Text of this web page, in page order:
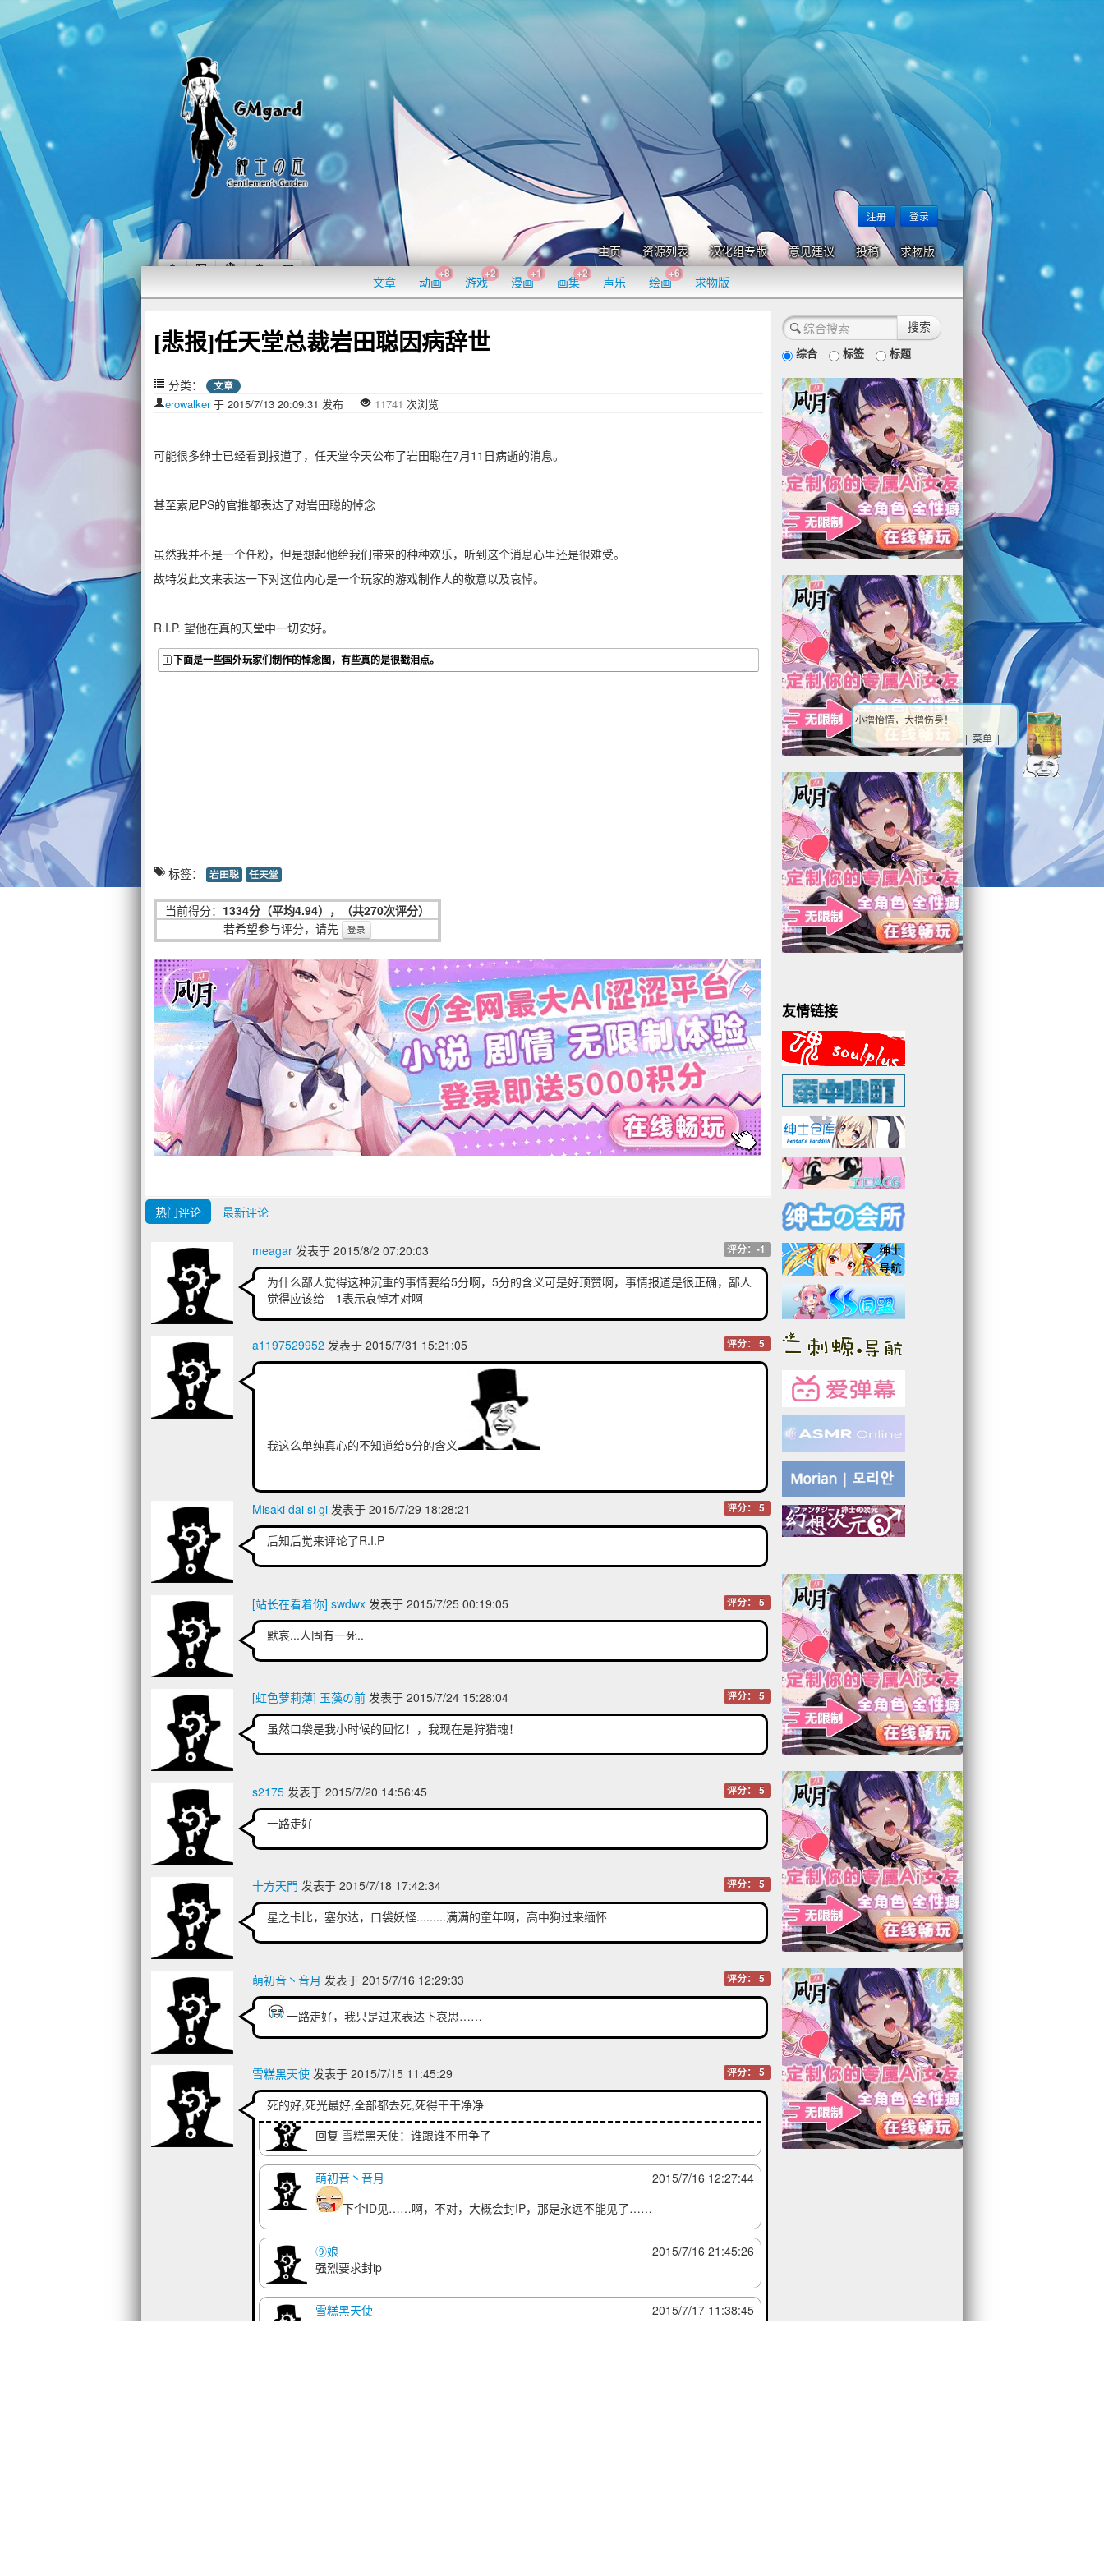
注册 登录
主页 资源列表 汉化组专版 意见建议 投稿 求物版
文章 动画
+8
游戏
+2
漫画
+1
画集
+2
声乐 绘画
+6
求物版
[悲报]任天堂总裁岩田聪因病辞世
分类： 文章
erowalker于 2015/7/13 20:09:31 发布 11741 次浏览
可能很多绅士已经看到报道了，任天堂今天公布了岩田聪在7月11日病逝的消息。
甚至索尼PS的官推都表达了对岩田聪的悼念
虽然我并不是一个任粉，但是想起他给我们带来的种种欢乐，听到这个消息心里还是很难受。
故特发此文来表达一下对这位内心是一个玩家的游戏制作人的敬意以及哀悼。
R.I.P. 望他在真的天堂中一切安好。
下面是一些国外玩家们制作的悼念图，有些真的是很戳泪点。
标签： 岩田聪 任天堂
当前得分： 1334分（平均4.94），（共270次评分）
若希望参与评分，请先
登录
热门评论 最新评论
meagar发表于 2015/8/2 07:20:03 评分：-1
为什么鄙人觉得这种沉重的事情要给5分啊，5分的含义可是好顶赞啊，事情报道是很正确，鄙人
觉得应该给—1表示哀悼才对啊
a1197529952 发表于 2015/7/31 15:21:05 评分： 5
我这么单纯真心的不知道给5分的含义
Misaki dai si gi发表于 2015/7/29 18:28:21 评分： 5
后知后觉来评论了R.I.P
[站长在看着你] swdwx发表于 2015/7/25 00:19:05 评分： 5
默哀...人固有一死..
[虹色萝莉薄] 玉藻の前发表于 2015/7/24 15:28:04 评分： 5
虽然口袋是我小时候的回忆！，我现在是狩猎魂！
s2175发表于 2015/7/20 14:56:45 评分： 5
一路走好
十方天門 发表于 2015/7/18 17:42:34 评分： 5
星之卡比，塞尔达，口袋妖怪.........满满的童年啊，高中狗过来缅怀
萌初音丶音月 发表于 2015/7/16 12:29:33 评分： 5
一路走好，我只是过来表达下哀思……
雪糕黑天使发表于 2015/7/15 11:45:29 评分： 5
死的好,死光最好,全部都去死,死得干干净净
2015/7/15 21:23:27
[资本的力量] 736
2015/7/15 23:07:31
纯白色的条纹胖次
简直做大死，下个ID见...
回复 EroWalker：这样就不用争啦,天下太平多好
2015/7/16 11:41:47
erowalker
回复 雪糕黑天使：谁跟谁不用争了
2015/7/16 12:27:44
萌初音丶音月
下个ID见……啊，不对，大概会封IP，那是永远不能见了……
2015/7/16 21:45:26
⑨娘
强烈要求封ip
2015/7/17 11:38:45
雪糕黑天使
综合 标签 标题
友情链接
小撸怡情，大撸伤身！
| 菜单 |